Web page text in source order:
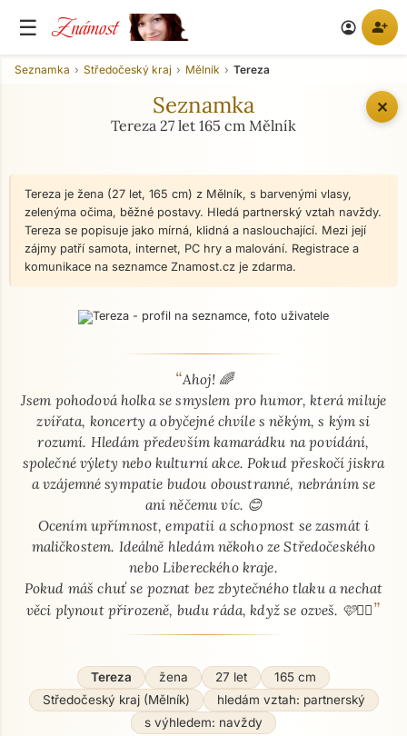
☰ Známost account_circle person_add
✕
Seznamka Středočeský kraj Mělník Tereza
Seznamka
Tereza 27 let 165 cm Mělník
Tereza je žena (27 let, 165 cm) z Mělník, s barvenými vlasy,
zelenýma očima, běžné postavy. Hledá partnerský vztah navždy.
Tereza se popisuje jako mírná, klidná a naslouchající. Mezi její
zájmy patří samota, internet, PC hry a malování. Registrace a
komunikace na seznamce Znamost.cz je zdarma.
“Ahoj! 🌈
Jsem pohodová holka se smyslem pro humor, která miluje
zvířata, koncerty a obyčejné chvíle s někým, s kým si
rozumí. Hledám především kamarádku na povídání,
společné výlety nebo kulturní akce. Pokud přeskočí jiskra
a vzájemné sympatie budou oboustranné, nebráním se
ani něčemu víc. 😊
Ocením upřímnost, empatii a schopnost se zasmát i
maličkostem. Ideálně hledám někoho ze Středočeského
nebo Libereckého kraje.
Pokud máš chuť se poznat bez zbytečného tlaku a nechat
věci plynout přirozeně, budu ráda, když se ozveš. 🩷🏳️‍🌈”
Tereza žena 27 let
165 cm
Středočeský kraj (Mělník)
hledám vztah: partnerský
s výhledem: navždy